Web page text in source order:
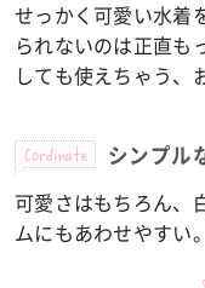
せっかく可愛い水着
られないのは正直も
しても使えちゃう、
Cordinate シンプル
可愛さはもちろん、
ムにもあわせやすい。